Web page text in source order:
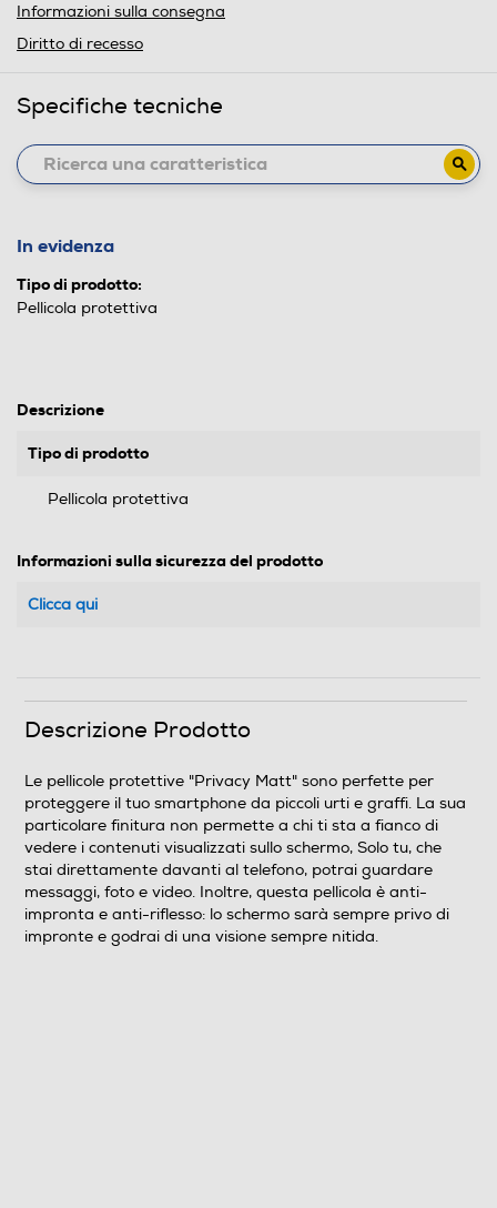
Informazioni sulla consegna
Diritto di recesso
Specifiche tecniche
In evidenza
Tipo di prodotto:
Pellicola protettiva
Descrizione
Tipo di prodotto
Pellicola protettiva
Informazioni sulla sicurezza del prodotto
Clicca qui
Descrizione Prodotto
Le pellicole protettive "Privacy Matt" sono perfette per
proteggere il tuo smartphone da piccoli urti e graffi. La sua
particolare finitura non permette a chi ti sta a fianco di
vedere i contenuti visualizzati sullo schermo, Solo tu, che
stai direttamente davanti al telefono, potrai guardare
messaggi, foto e video. Inoltre, questa pellicola è anti-
impronta e anti-riflesso: lo schermo sarà sempre privo di
impronte e godrai di una visione sempre nitida.